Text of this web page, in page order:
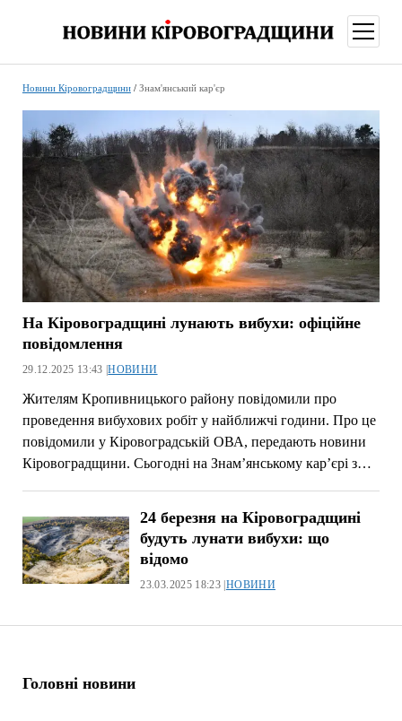
меню
Головні новини
Новини Кіровоградщини/ Знам'янський кар'єр
На Кіровоградщині лунають вибухи: офіційне
повідомлення
29.12.2025 13:43 |НОВИНИ
Жителям Кропивницького району повідомили про
проведення вибухових робіт у найближчі години. Про це
повідомили у Кіровоградській ОВА, передають новини
Кіровоградщини. Сьогодні на Знам’янському кар’єрі з…
24 березня на Кіровоградщині
будуть лунати вибухи: що
відомо
23.03.2025 18:23 | НОВИНИ